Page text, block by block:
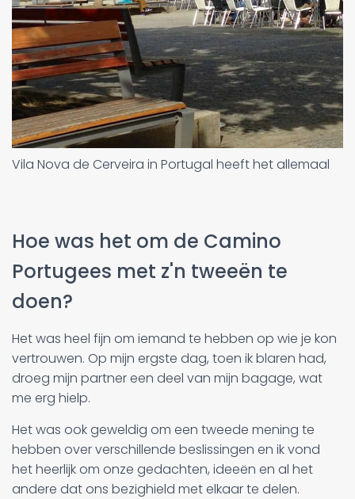
Vila Nova de Cerveira in Portugal heeft het allemaal
Hoe was het om de Camino
Portugees met z'n tweeën te
doen?
Het was heel fijn om iemand te hebben op wie je kon
vertrouwen. Op mijn ergste dag, toen ik blaren had,
droeg mijn partner een deel van mijn bagage, wat
me erg hielp.
Het was ook geweldig om een tweede mening te
hebben over verschillende beslissingen en ik vond
het heerlijk om onze gedachten, ideeën en al het
andere dat ons bezighield met elkaar te delen.